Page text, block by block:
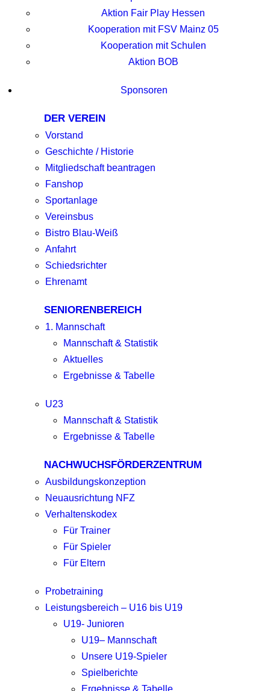
Aktion Fair Play Hessen
Kooperation mit FSV Mainz 05
Kooperation mit Schulen
Aktion BOB
Sponsoren
DER VEREIN
Vorstand
Geschichte / Historie
Mitgliedschaft beantragen
Fanshop
Sportanlage
Vereinsbus
Bistro Blau-Weiß
Anfahrt
Schiedsrichter
Ehrenamt
SENIORENBEREICH
1. Mannschaft
Mannschaft & Statistik
Aktuelles
Ergebnisse & Tabelle
U23
Mannschaft & Statistik
Ergebnisse & Tabelle
NACHWUCHSFÖRDERZENTRUM
Ausbildungskonzeption
Neuausrichtung NFZ
Verhaltenskodex
Für Trainer
Für Spieler
Für Eltern
Probetraining
Leistungsbereich – U16 bis U19
U19- Junioren
U19– Mannschaft
Unsere U19-Spieler
Spielberichte
Ergebnisse & Tabelle